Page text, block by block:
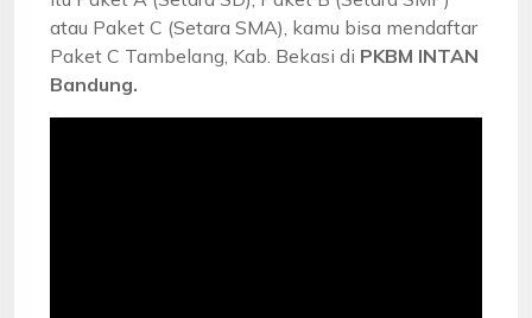
atau Paket C (Setara SMA), kamu bisa mendaftar
Paket C Tambelang, Kab. Bekasi di PKBM INTAN
Bandung.